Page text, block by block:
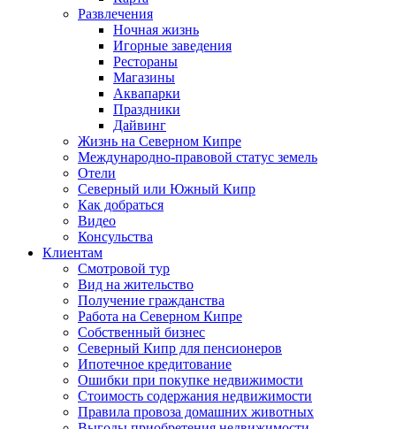
Развлечения
Ночная жизнь
Игорные заведения
Рестораны
Магазины
Аквапарки
Праздники
Дайвинг
Жизнь на Северном Кипре
Международно-правовой статус земель
Отели
Северный или Южный Кипр
Как добраться
Видео
Консульства
Клиентам
Смотровой тур
Вид на жительство
Получение гражданства
Работа на Северном Кипре
Собственный бизнес
Северный Кипр для пенсионеров
Ипотечное кредитование
Ошибки при покупке недвижимости
Стоимость содержания недвижимости
Правила провоза домашних животных